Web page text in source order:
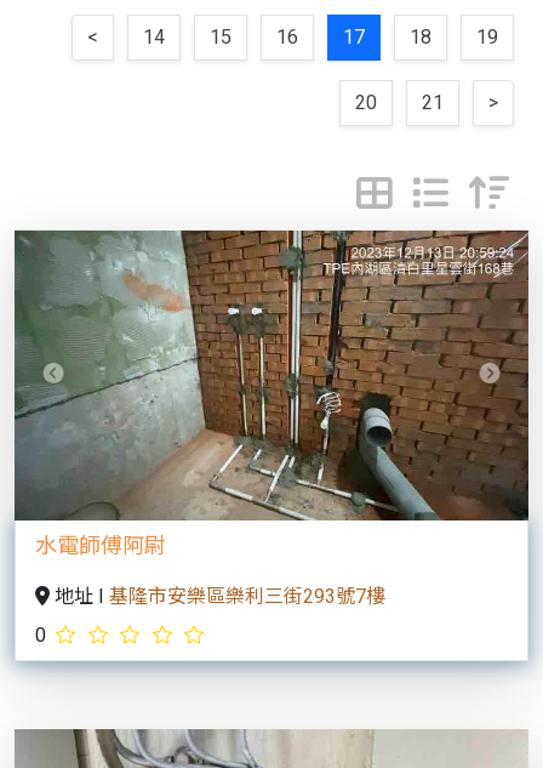
< 14 15 16 17 18 19
20 21 >
Previous Next
水電師傅阿尉
地址 I 基隆市安樂區樂利三街293號7樓
0